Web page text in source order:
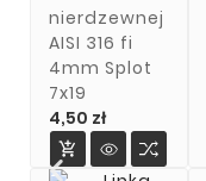
nierdzewnej
AISI 316 fi
4mm Splot
7x19
4,50 złCena
